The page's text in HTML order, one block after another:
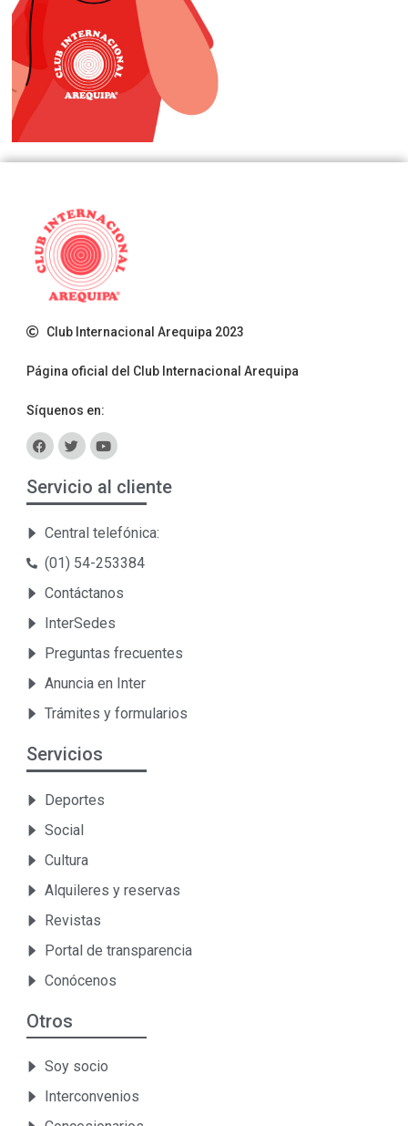
Club Internacional Arequipa 2023
Página oficial del Club Internacional Arequipa
Síquenos en:
Servicio al cliente
Central telefónica:
(01) 54-253384
Contáctanos
InterSedes
Preguntas frecuentes
Anuncia en Inter
Trámites y formularios
Servicios
Deportes
Social
Cultura
Alquileres y reservas
Revistas
Portal de transparencia
Conócenos
Otros
Soy socio
Interconvenios